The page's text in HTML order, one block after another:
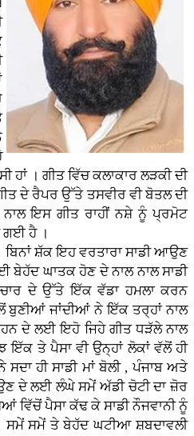
ਹਾਂ । ਗੀਤ ਵਿੱਚ ਕਲਾਕਾਰ ਲੜਕੀ ਦੀ
ਦੇ ਰੈਪਰ ਉੱਤੇ ਤਸਵੀਰ ਵੀ ਬੋਤਲ ਦੀ
ਇਸ ਗੀਤ ਰਾਹੀਂ ਨਸ਼ੇ ਨੂੰ ਪ੍ਰਮੋਟ
ਗਈ ਹੈ ।
ਸਾਡੀ ਆਉਣ
ਬੇਹੱਦ ਘਾਤਕ ਹੋਣ ਦੇ ਨਾਲ ਨਾਲ ਸਾਡੀ
ਦੇ ਉੱਤੇ ਇੱਕ ਵੱਡਾ ਹਮਲਾ ਕਰਨ
ਬੁਣੀਆਂ ਜਾਂਦੀਆਂ ਨੇ ਇੱਕ ਤਰ੍ਹਾਂ ਨਾਲ
ਦੇ ਲਈ ਇਹੋ ਜਿਹੇ ਗੀਤ ਧੜੱਲੇ ਨਾਲ
ਤੇ ਪੈਸਾ ਵੀ ਉਨ੍ਹਾਂ ਲੋਕਾਂ ਵੱਲੋਂ ਹੀ
ਸਦਾ ਹੀ ਸਾਡੀ ਮਾਂ ਬੋਲੀ , ਪੰਜਾਬ ਅਤੇ
ਦੇ ਲਈ ਲੰਘੇ ਸਮੇਂ ਅੱਡੀ ਚੋਟੀ ਦਾ ਜ਼ੋਰ
ਪੈਸਾ ਕੱਢ ਕੇ ਸਾਡੀ ਨੌਜਵਾਨੀ ਨੂੰ
ਸਮੇਂ ਸਮੇਂ ਤੇ ਬੇਹੱਦ ਘਟੀਆ ਸ਼ਬਦਾਵਲੀ